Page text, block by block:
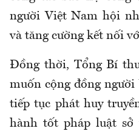
người Việt Nam hội
và tăng cường kết nối
Đồng thời, Tổng Bí
muốn cộng đồng
tiếp tục phát huy
hành tốt pháp luật sở